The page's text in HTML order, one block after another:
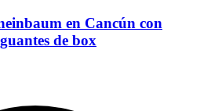
en Cancún con
de box